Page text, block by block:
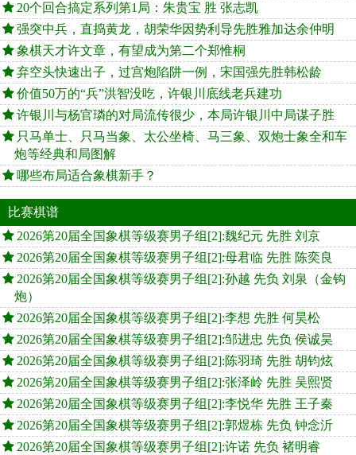
20个回合搞定系列第1局：朱贵宝 胜 张志凯
强突中兵，直捣黄龙，胡荣华因势利导先胜雅加达余仲明
象棋天才许文章，有望成为第二个郑惟桐
弃空头快速出子，过宫炮陷阱一例，宋国强先胜韩松龄
价值50万的“兵”洪智没吃，许银川底线老兵建功
许银川与杨官璘的对局流传很少，本局许银川中局谋子胜
只马单士、只马当象、太公坐椅、马三象、双炮士象全和车
炮等经典和局图解
哪些布局适合象棋新手？
比赛棋谱
2026第20届全国象棋等级赛男子组[2]:魏纪元 先胜 刘京
2026第20届全国象棋等级赛男子组[2]:母君临 先胜 陈奕良
2026第20届全国象棋等级赛男子组[2]:孙越 先负 刘泉（金钩
炮）
2026第20届全国象棋等级赛男子组[2]:李想 先胜 何昊松
2026第20届全国象棋等级赛男子组[2]:邹进忠 先负 侯诚昊
2026第20届全国象棋等级赛男子组[2]:陈羽琦 先胜 胡钧炫
2026第20届全国象棋等级赛男子组[2]:张泽岭 先胜 吴熙贤
2026第20届全国象棋等级赛男子组[2]:李悦华 先胜 王子秦
2026第20届全国象棋等级赛男子组[2]:郭煜栋 先负 钟念沂
2026第20届全国象棋等级赛男子组[2]:许诺 先负 褚明睿